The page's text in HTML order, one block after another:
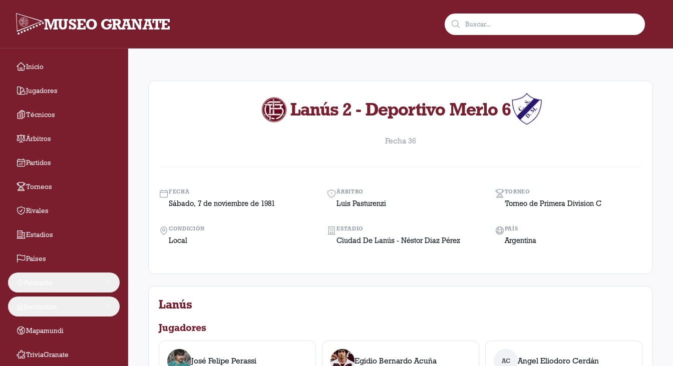
MUSEO GRANATE
Inicio
Jugadores
Técnicos
Árbitros
Partidos
Torneos
Rivales
Estadios
Países
Mapamundi
TriviaGranate
Fecha 36. Partido entre Lanús y Deportivo Merlo disputado el Sábado, 7 de noviembre de 1981 en condición de local en el estadio Ciudad De
Lanús 2 - Deportivo Merlo 6
Fecha 36
FECHA
Sábado, 7 de noviembre de 1981
ÁRBITRO
Luis Pasturenzi
TORNEO
Torneo de Primera Division C
CONDICIÓN
Local
ESTADIO
Ciudad De Lanús - Néstor Diaz Pérez
PAÍS
Argentina
Lanús
Jugadores
José Felipe Perassi Egidio Bernardo Acuña AC Angel Eliodoro Cerdán